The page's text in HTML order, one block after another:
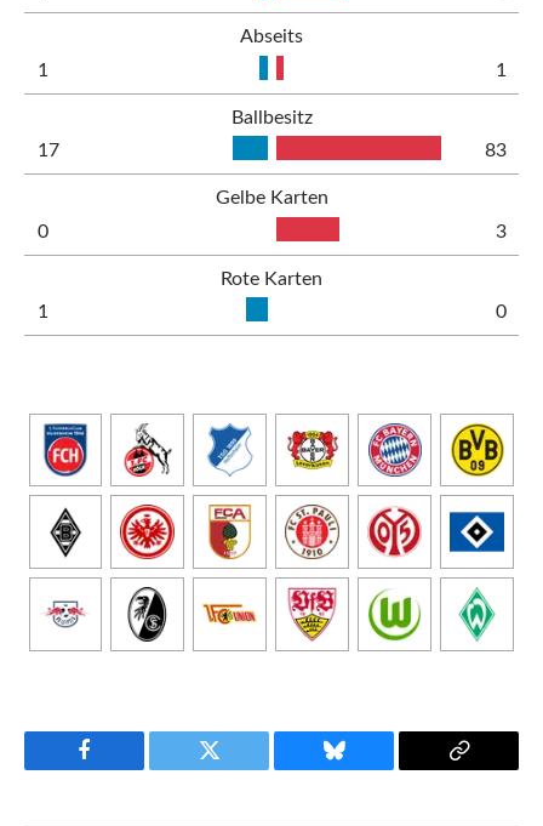
Abseits
1
1
Ballbesitz
17
83
Gelbe Karten
0
3
Rote Karten
1
0
Facebook Twitter Bluesky
Copy